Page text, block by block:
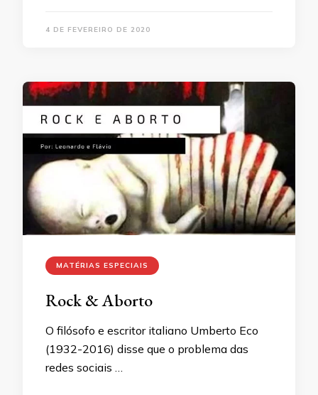
4 DE FEVEREIRO DE 2020
MATÉRIAS ESPECIAIS
Rock & Aborto
O filósofo e escritor italiano Umberto Eco
(1932-2016) disse que o problema das
redes sociais …